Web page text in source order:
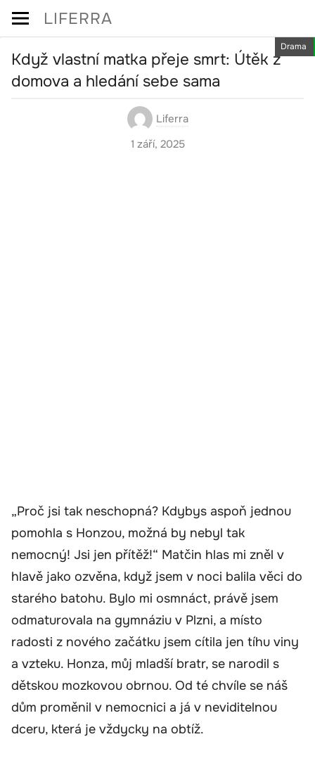
Skip
LIFERRA
Drama
Když vlastní matka přeje smrt: Útěk z
domova a hledání sebe sama
Liferra
1 září, 2025
„Proč jsi tak neschopná? Kdybys aspoň jednou
pomohla s Honzou, možná by nebyl tak
nemocný! Jsi jen přítěž!“ Matčin hlas mi zněl v
hlavě jako ozvěna, když jsem v noci balila věci do
starého batohu. Bylo mi osmnáct, právě jsem
odmaturovala na gymnáziu v Plzni, a místo
radosti z nového začátku jsem cítila jen tíhu viny
a vzteku. Honza, můj mladší bratr, se narodil s
dětskou mozkovou obrnou. Od té chvíle se náš
dům proměnil v nemocnici a já v neviditelnou
dceru, která je vždycky na obtíž.